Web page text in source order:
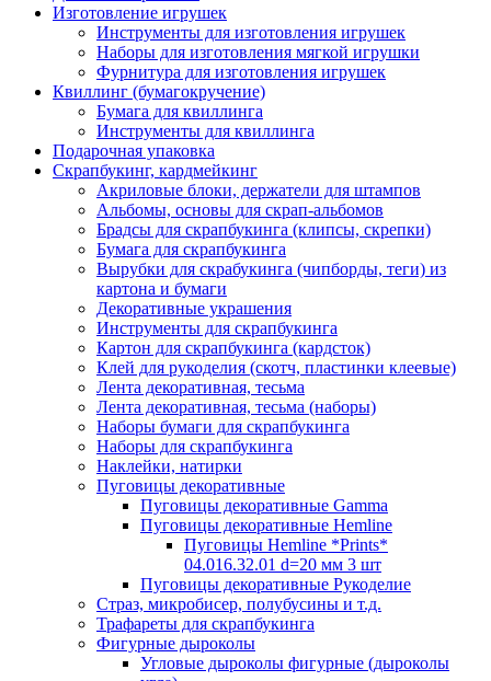
Изготовление игрушек
Инструменты для изготовления игрушек
Наборы для изготовления мягкой игрушки
Фурнитура для изготовления игрушек
Квиллинг (бумагокручение)
Бумага для квиллинга
Инструменты для квиллинга
Подарочная упаковка
Скрапбукинг, кардмейкинг
Акриловые блоки, держатели для штампов
Альбомы, основы для скрап-альбомов
Брадсы для скрапбукинга (клипсы, скрепки)
Бумага для скрапбукинга
Вырубки для скрабукинга (чипборды, теги) из
картона и бумаги
Декоративные украшения
Инструменты для скрапбукинга
Картон для скрапбукинга (кардсток)
Клей для рукоделия (скотч, пластинки клеевые)
Лента декоративная, тесьма
Лента декоративная, тесьма (наборы)
Наборы бумаги для скрапбукинга
Наборы для скрапбукинга
Наклейки, натирки
Пуговицы декоративные
Пуговицы декоративные Gamma
Пуговицы декоративные Hemline
Пуговицы Hemline *Prints*
04.016.32.01 d=20 мм 3 шт
Пуговицы декоративные Рукоделие
Страз, микробисер, полубусины и т.д.
Трафареты для скрапбукинга
Фигурные дыроколы
Угловые дыроколы фигурные (дыроколы